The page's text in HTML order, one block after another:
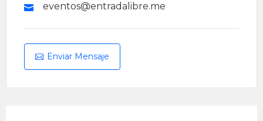
eventos@entradalibre.me
Enviar Mensaje